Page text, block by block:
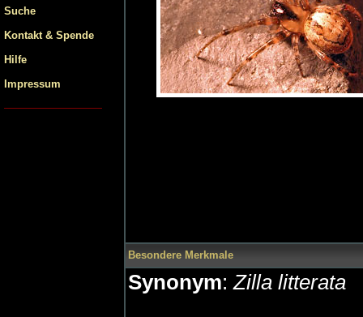
Suche
Kontakt & Spende
Hilfe
Impressum
Besondere Merkmale
Synonym:Zilla litterata